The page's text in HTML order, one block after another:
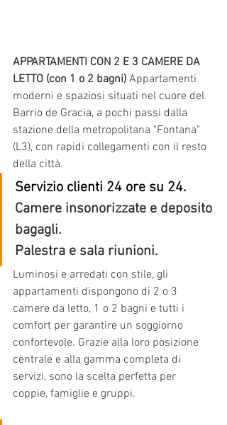
APPARTAMENTI CON 2 E 3 CAMERE DA
LETTO (con 1 o 2 bagni) Appartamenti
moderni e spaziosi situati nel cuore del
Barrio de Gracia, a pochi passi dalla
stazione della metropolitana "Fontana"
(L3), con rapidi collegamenti con il resto
della città.
Servizio clienti 24 ore su 24.
Camere insonorizzate e deposito
bagagli.
Palestra e sala riunioni.
Luminosi e arredati con stile, gli
appartamenti dispongono di 2 o 3
camere da letto, 1 o 2 bagni e tutti i
comfort per garantire un soggiorno
confortevole. Grazie alla loro posizione
centrale e alla gamma completa di
servizi, sono la scelta perfetta per
coppie, famiglie e gruppi.